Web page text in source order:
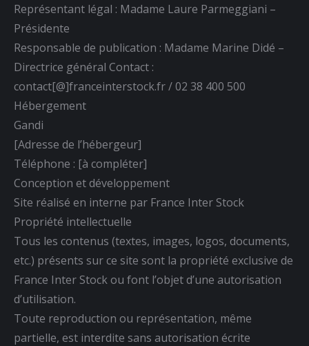
Représentant légal : Madame Laure Parmeggiani –
Présidente
Responsable de publication : Madame Marine Didé –
Directrice général Contact :
contact[@]franceinterstock.fr / 02 38 400 500
Hébergement
Gandi
[Adresse de l’hébergeur]
Téléphone : [à compléter]
Conception et développement
Site réalisé en interne par France Inter Stock
Propriété intellectuelle
Tous les contenus (textes, images, logos, documents,
etc.) présents sur ce site sont la propriété exclusive de
France Inter Stock ou font l’objet d’une autorisation
d’utilisation.
Toute reproduction ou représentation, même
partielle, est interdite sans autorisation écrite